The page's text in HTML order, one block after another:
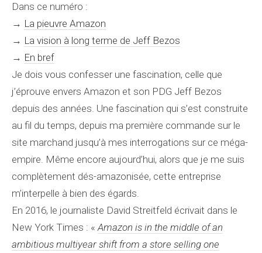
Dans ce numéro :
→ La pieuvre Amazon
→ La vision à long terme de Jeff Bezos
→ En bref
Je dois vous confesser une fascination, celle que
j’éprouve envers Amazon et son PDG Jeff Bezos
depuis des années. Une fascination qui s’est construite
au fil du temps, depuis ma première commande sur le
site marchand jusqu’à mes interrogations sur ce méga-
empire. Même encore aujourd’hui, alors que je me suis
complètement dés-amazonisée, cette entreprise
m’interpelle à bien des égards.
En 2016, le journaliste David Streitfeld écrivait dans le
New York Times : «Amazon is in the middle of an
ambitious multiyear shift from a store selling one